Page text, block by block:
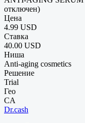
отключен)
Цена
4.99 USD
Ставка
40.00 USD
Ниша
Anti-aging cosmetics
Решение
Trial
Гео
CA
Dr.cash